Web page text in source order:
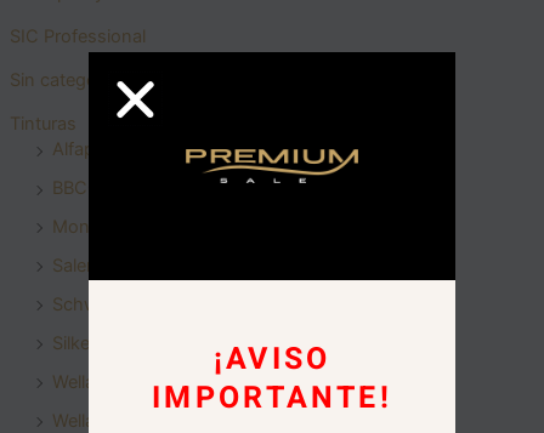
SIC Professional
Sin categoria
Tinturas
Alfaparf Milano
BBCOS
Montibello
Salerm
Schwarzkopf
Silkey
Wella - Color Perfect
Wella - Color touch
¡AVISO
IMPORTANTE!